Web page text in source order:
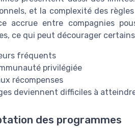
et la complexité des
accrue entre compagnies
ce qui peut décourager
fréquents
privilégiée
récompenses
deviennent difficiles à
des programmes